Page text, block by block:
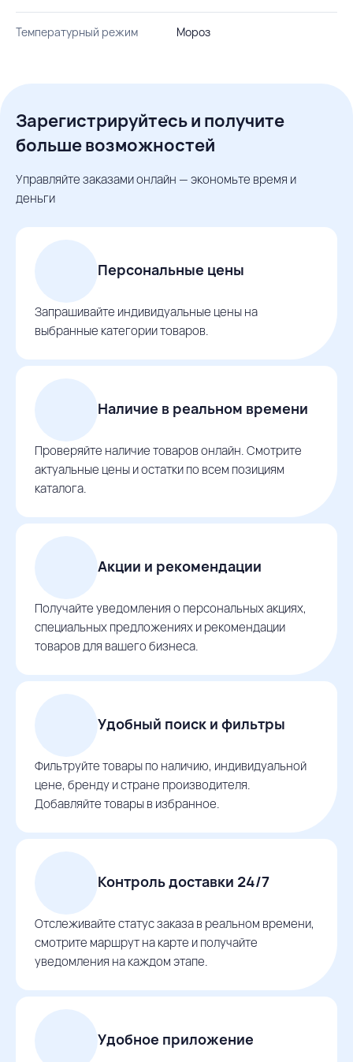
Температурный режим Мороз
Зарегистрируйтесь и получите
больше возможностей
Управляйте заказами онлайн — экономьте время и
деньги
Персональные цены
Запрашивайте индивидуальные цены на
выбранные категории товаров.
Наличие в реальном времени
Проверяйте наличие товаров онлайн. Смотрите
актуальные цены и остатки по всем позициям
каталога.
Акции и рекомендации
Получайте уведомления о персональных акциях,
специальных предложениях и рекомендации
товаров для вашего бизнеса.
Удобный поиск и фильтры
Фильтруйте товары по наличию, индивидуальной
цене, бренду и стране производителя.
Добавляйте товары в избранное.
Контроль доставки 24/7
Отслеживайте статус заказа в реальном времени,
смотрите маршрут на карте и получайте
уведомления на каждом этапе.
Удобное приложение